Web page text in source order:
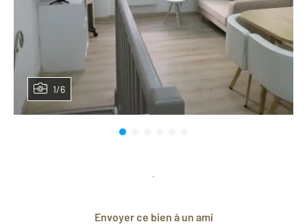
1/6
Envoyer ce bien à un ami